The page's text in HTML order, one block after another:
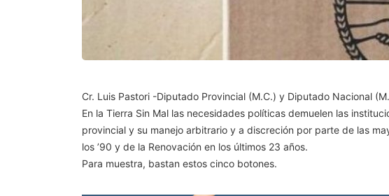
Cr. Luis Pastori -Diputado Provincial (M.C.) y Diputado Nacional
En la Tierra Sin Mal las necesidades políticas demuelen las
provincial y su manejo arbitrario y a discreción por parte de las
los ’90 y de la Renovación en los últimos 23 años.
Para muestra, bastan estos cinco botones.